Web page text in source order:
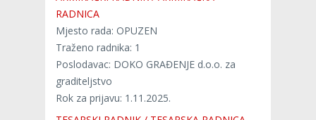
RADNICA
Mjesto rada: OPUZEN
Traženo radnika: 1
Poslodavac: DOKO GRAĐENJE d.o.o. za
graditeljstvo
Rok za prijavu: 1.11.2025.